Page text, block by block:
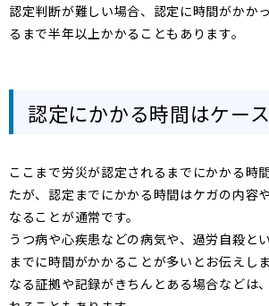
認定判断が難しい場合、認定に時間がかか
るまで半年以上かかることもあります。
認定にかかる時間はケー
ここまで労災が認定されるまでにかかる時
たが、認定までにかかる時間はケガの内容
なることが通常です。
うつ病や心疾患などの病気や、過労自殺と
までに時間がかかることが多いとお伝えし
なる証拠や記録がきちんとある場合などは